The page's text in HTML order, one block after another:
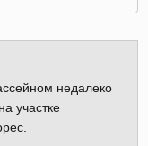
недалеко
участке